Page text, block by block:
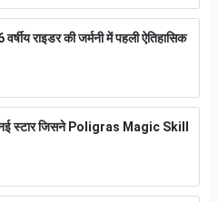
राइडर की जर्मनी में पहली ऐतिहासिक
नई स्टार जिसने Poligras Magic Skill